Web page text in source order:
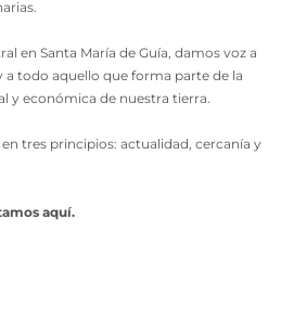
en Santa María de Guía, damos voz a
a todo aquello que forma parte de la
y económica de nuestra tierra.
tres principios: actualidad, cercanía y
aquí.